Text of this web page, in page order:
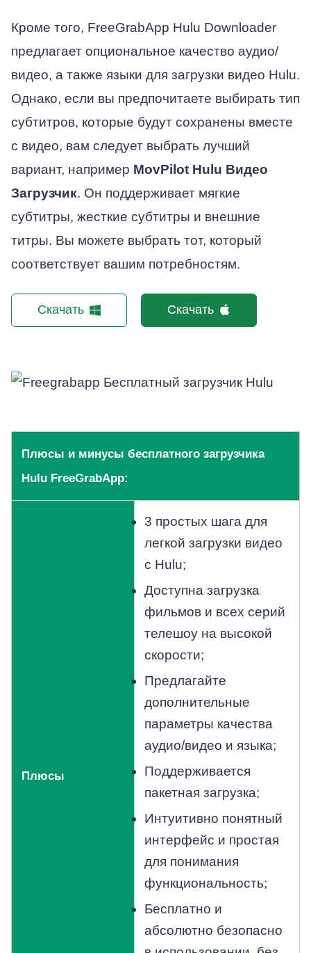
Кроме того, FreeGrabApp Hulu Downloader
предлагает опциональное качество аудио/
видео, а также языки для загрузки видео Hulu.
Однако, если вы предпочитаете выбирать тип
субтитров, которые будут сохранены вместе
с видео, вам следует выбрать лучший
вариант, например MovPilot Hulu Видео
Загрузчик. Он поддерживает мягкие
субтитры, жесткие субтитры и внешние
титры. Вы можете выбрать тот, который
соответствует вашим потребностям.
Скачать Скачать
Плюсы и минусы бесплатного загрузчика
Hulu FreeGrabApp:
Плюсы
3 простых шага для
легкой загрузки видео
с Hulu;
Доступна загрузка
фильмов и всех серий
телешоу на высокой
скорости;
Предлагайте
дополнительные
параметры качества
аудио/видео и языка;
Поддерживается
пакетная загрузка;
Интуитивно понятный
интерфейс и простая
для понимания
функциональность;
Бесплатно и
абсолютно безопасно